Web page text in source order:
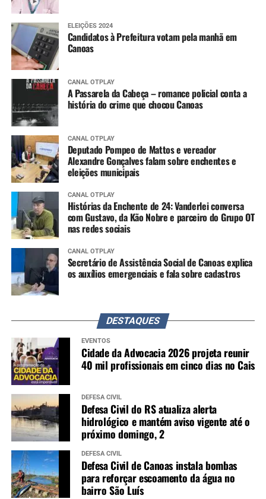
ELEIÇÕES 2024
Candidatos à Prefeitura votam pela manhã em
Canoas
CANAL OTPLAY
A Passarela da Cabeça – romance policial conta a
história do crime que chocou Canoas
CANAL OTPLAY
Deputado Pompeo de Mattos e vereador
Alexandre Gonçalves falam sobre enchentes e
eleições municipais
CANAL OTPLAY
Histórias da Enchente de 24: Vanderlei conversa
com Gustavo, da Kão Nobre e parceiro do Grupo OT
nas redes sociais
CANAL OTPLAY
Secretário de Assistência Social de Canoas explica
os auxílios emergenciais e fala sobre cadastros
DESTAQUES
EVENTOS
Cidade da Advocacia 2026 projeta reunir
40 mil profissionais em cinco dias no Cais
DEFESA CIVIL
Defesa Civil do RS atualiza alerta
hidrológico e mantém aviso vigente até o
próximo domingo, 2
DEFESA CIVIL
Defesa Civil de Canoas instala bombas
para reforçar escoamento da água no
bairro São Luís